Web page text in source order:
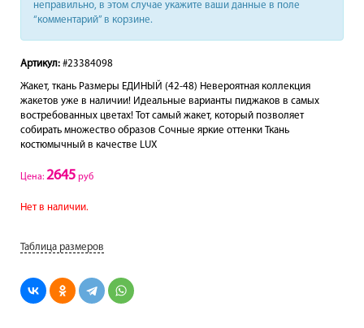
неправильно, в этом случае укажите ваши данные в поле
“комментарий” в корзине.
Артикул: #23384098
Жакет, ткань Размеры ЕДИНЫЙ (42-48) Невероятная коллекция
жакетов уже в наличии! Идеальные варианты пиджаков в самых
востребованных цветах! Тот самый жакет, который позволяет
собирать множество образов Сочные яркие оттенки Ткань
костюмычный в качестве LUX
Цена: 2645 руб
Нет в наличии.
Таблица размеров